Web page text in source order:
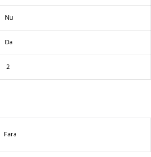
Nu
Da
2
Fara